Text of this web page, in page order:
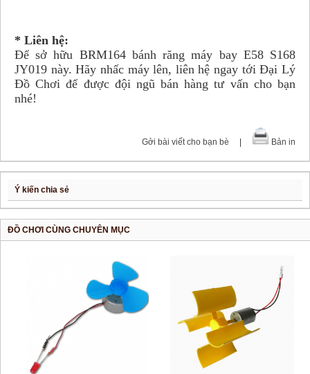
* Liên hệ:
Để sở hữu BRM164 bánh răng máy bay E58 S168
JY019 này. Hãy nhấc máy lên, liên hệ ngay tới Đại Lý
Đồ Chơi để được đội ngũ bán hàng tư vấn cho bạn
nhé!
Gởi bài viết cho bạn bè | Bản in
Ý kiến chia sẻ
ĐỒ CHƠI CÙNG CHUYÊN MỤC